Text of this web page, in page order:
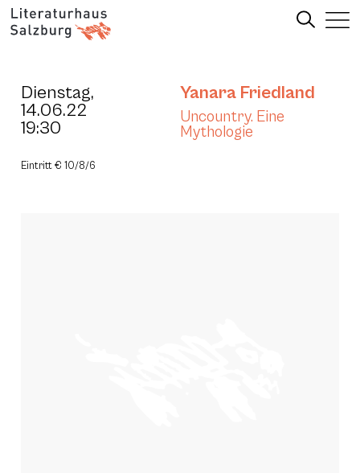
Dienstag,
14.06.22
19:30
Yanara Friedland
Uncountry. Eine
Mythologie
Eintritt € 10/8/6